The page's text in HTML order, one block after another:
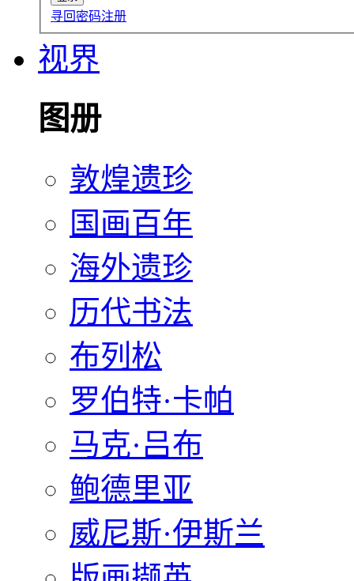
寻回密码注册
视界
图册
敦煌遗珍
国画百年
海外遗珍
历代书法
布列松
罗伯特·卡帕
马克·吕布
鲍德里亚
威尼斯·伊斯兰